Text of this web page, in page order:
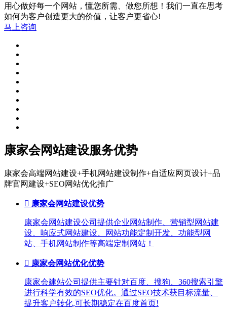
用心做好每一个网站，懂您所需、做您所想！我们一直在思考
如何为客户创造更大的价值，让客户更省心!
马上咨询
康家会网站建设服务优势
康家会高端网站建设+手机网站建设制作+自适应网页设计+品
牌官网建设+SEO网站优化推广
 康家会网站建设优势
康家会网站建设公司提供企业网站制作、营销型网站建
设、响应式网站建设、网站功能定制开发、功能型网
站、手机网站制作等高端定制网站！
 康家会网站优化优势
康家会建站公司提供主要针对百度、搜狗、360搜索引擎
进行科学有效的SEO优化。通过SEO技术获目标流量、
提升客户转化,可长期稳定在百度首页!